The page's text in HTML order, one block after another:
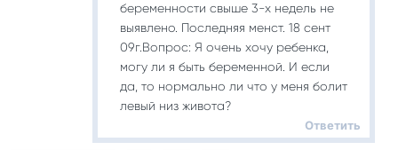
беременности свыше 3-х недель не
выявлено. Последняя менст. 18 сент
09г.Вопрос: Я очень хочу ребенка,
могу ли я быть беременной. И если
да, то нормально ли что у меня болит
левый низ живота?
Ответить